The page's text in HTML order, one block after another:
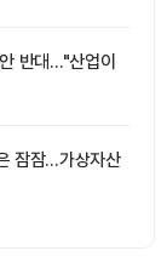
반대…"산업이
잠잠…가상자산